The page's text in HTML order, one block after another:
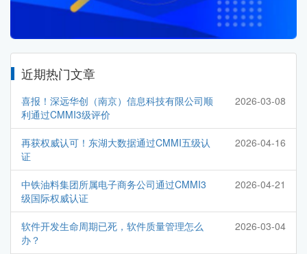
近期热门文章
喜报！深远华创（南京）信息科技有限公司顺
利通过CMMI3级评价
2026-03-08
再获权威认可！东湖大数据通过CMMI五级认
证
2026-04-16
中铁油料集团所属电子商务公司通过CMMI3
级国际权威认证
2026-04-21
软件开发生命周期已死，软件质量管理怎么
办？
2026-03-04